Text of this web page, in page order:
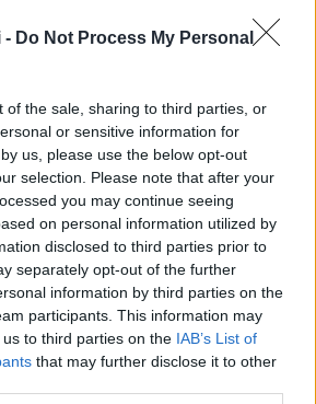
- Do Not Process My Personal
of the sale, sharing to third parties, or
or sensitive information for
us, please use the below opt-out
selection. Please note that after your
you may continue seeing
on personal information utilized by
disclosed to third parties prior to
separately opt-out of the further
information by third parties on the
participants. This information may
to third parties on the IAB’s List of
that may further disclose it to other
SPORT
primește pe John Stones la
Italiei transferă gratis unul
titrați fundași ai Europei